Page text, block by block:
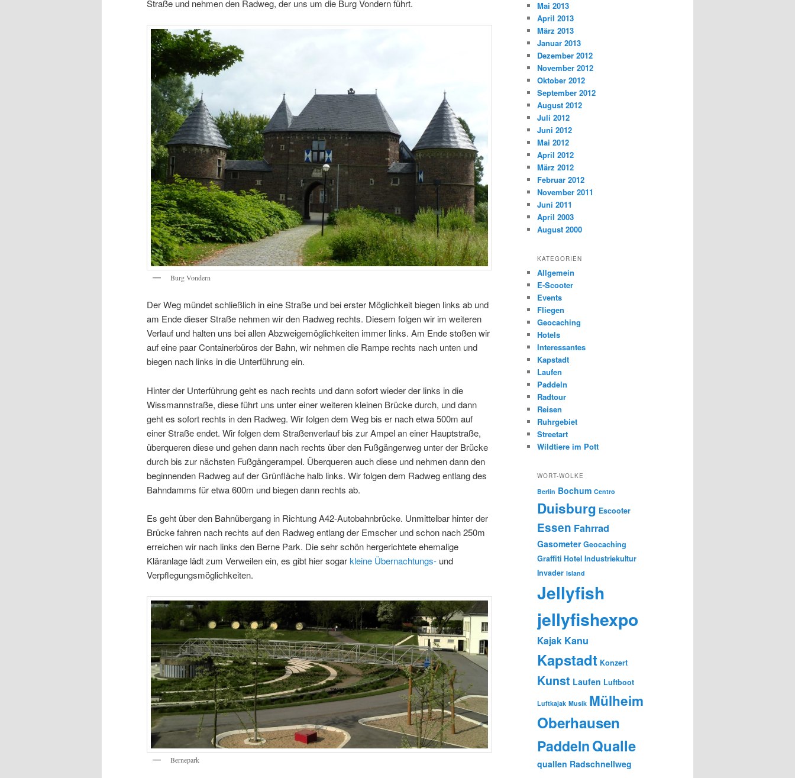
Straße und nehmen den Radweg, der uns um die Burg Vondern führt.
Burg Vondern
Der Weg mündet schließlich in eine Straße und bei erster Möglichkeit biegen links ab und
am Ende dieser Straße nehmen wir den Radweg rechts. Diesem folgen wir im weiteren
Verlauf und halten uns bei allen Abzweigemöglichkeiten immer links. Am Ende stoßen wir
auf eine paar Containerbüros der Bahn, wir nehmen die Rampe rechts nach unten und
biegen nach links in die Unterführung ein.
Hinter der Unterführung geht es nach rechts und dann sofort wieder der links in die
Wissmannstraße, diese führt uns unter einer weiteren kleinen Brücke durch, und dann
geht es sofort rechts in den Radweg. Wir folgen dem Weg bis er nach etwa 500m auf
einer Straße endet. Wir folgen dem Straßenverlauf bis zur Ampel an einer Hauptstraße,
überqueren diese und gehen dann nach rechts über den Fußgängerweg unter der Brücke
durch bis zur nächsten Fußgängerampel. Überqueren auch diese und nehmen dann den
beginnenden Radweg auf der Grünfläche halb links. Wir folgen dem Radweg entlang des
Bahndamms für etwa 600m und biegen dann rechts ab.
Es geht über den Bahnübergang in Richtung A42-Autobahnbrücke. Unmittelbar hinter der
Brücke fahren nach rechts auf den Radweg entlang der Emscher und schon nach 250m
erreichen wir nach links den Berne Park. Die sehr schön hergerichtete ehemalige
Kläranlage lädt zum Verweilen ein, es gibt hier sogarkleine Übernachtungs- und
Verpflegungsmöglichkeiten.
Bernepark
Mai 2013
April 2013
März 2013
Januar 2013
Dezember 2012
November 2012
Oktober 2012
September 2012
August 2012
Juli 2012
Juni 2012
Mai 2012
April 2012
März 2012
Februar 2012
November 2011
Juni 2011
April 2003
August 2000
KATEGORIEN
Allgemein
E-Scooter
Events
Fliegen
Geocaching
Hotels
Interessantes
Kapstadt
Laufen
Paddeln
Radtour
Reisen
Ruhrgebiet
Streetart
Wildtiere im Pott
WORT-WOLKE
Berlin Bochum Centro
Duisburg Escooter
Essen Fahrrad
Gasometer Geocaching
Graffiti Hotel Industriekultur
Invader Island
Jellyfish
jellyfishexpo
Kajak Kanu
Kapstadt Konzert
Kunst Laufen Luftboot
Luftkajak Musik Mülheim
Oberhausen
PaddelnQualle
quallen Radschnellweg